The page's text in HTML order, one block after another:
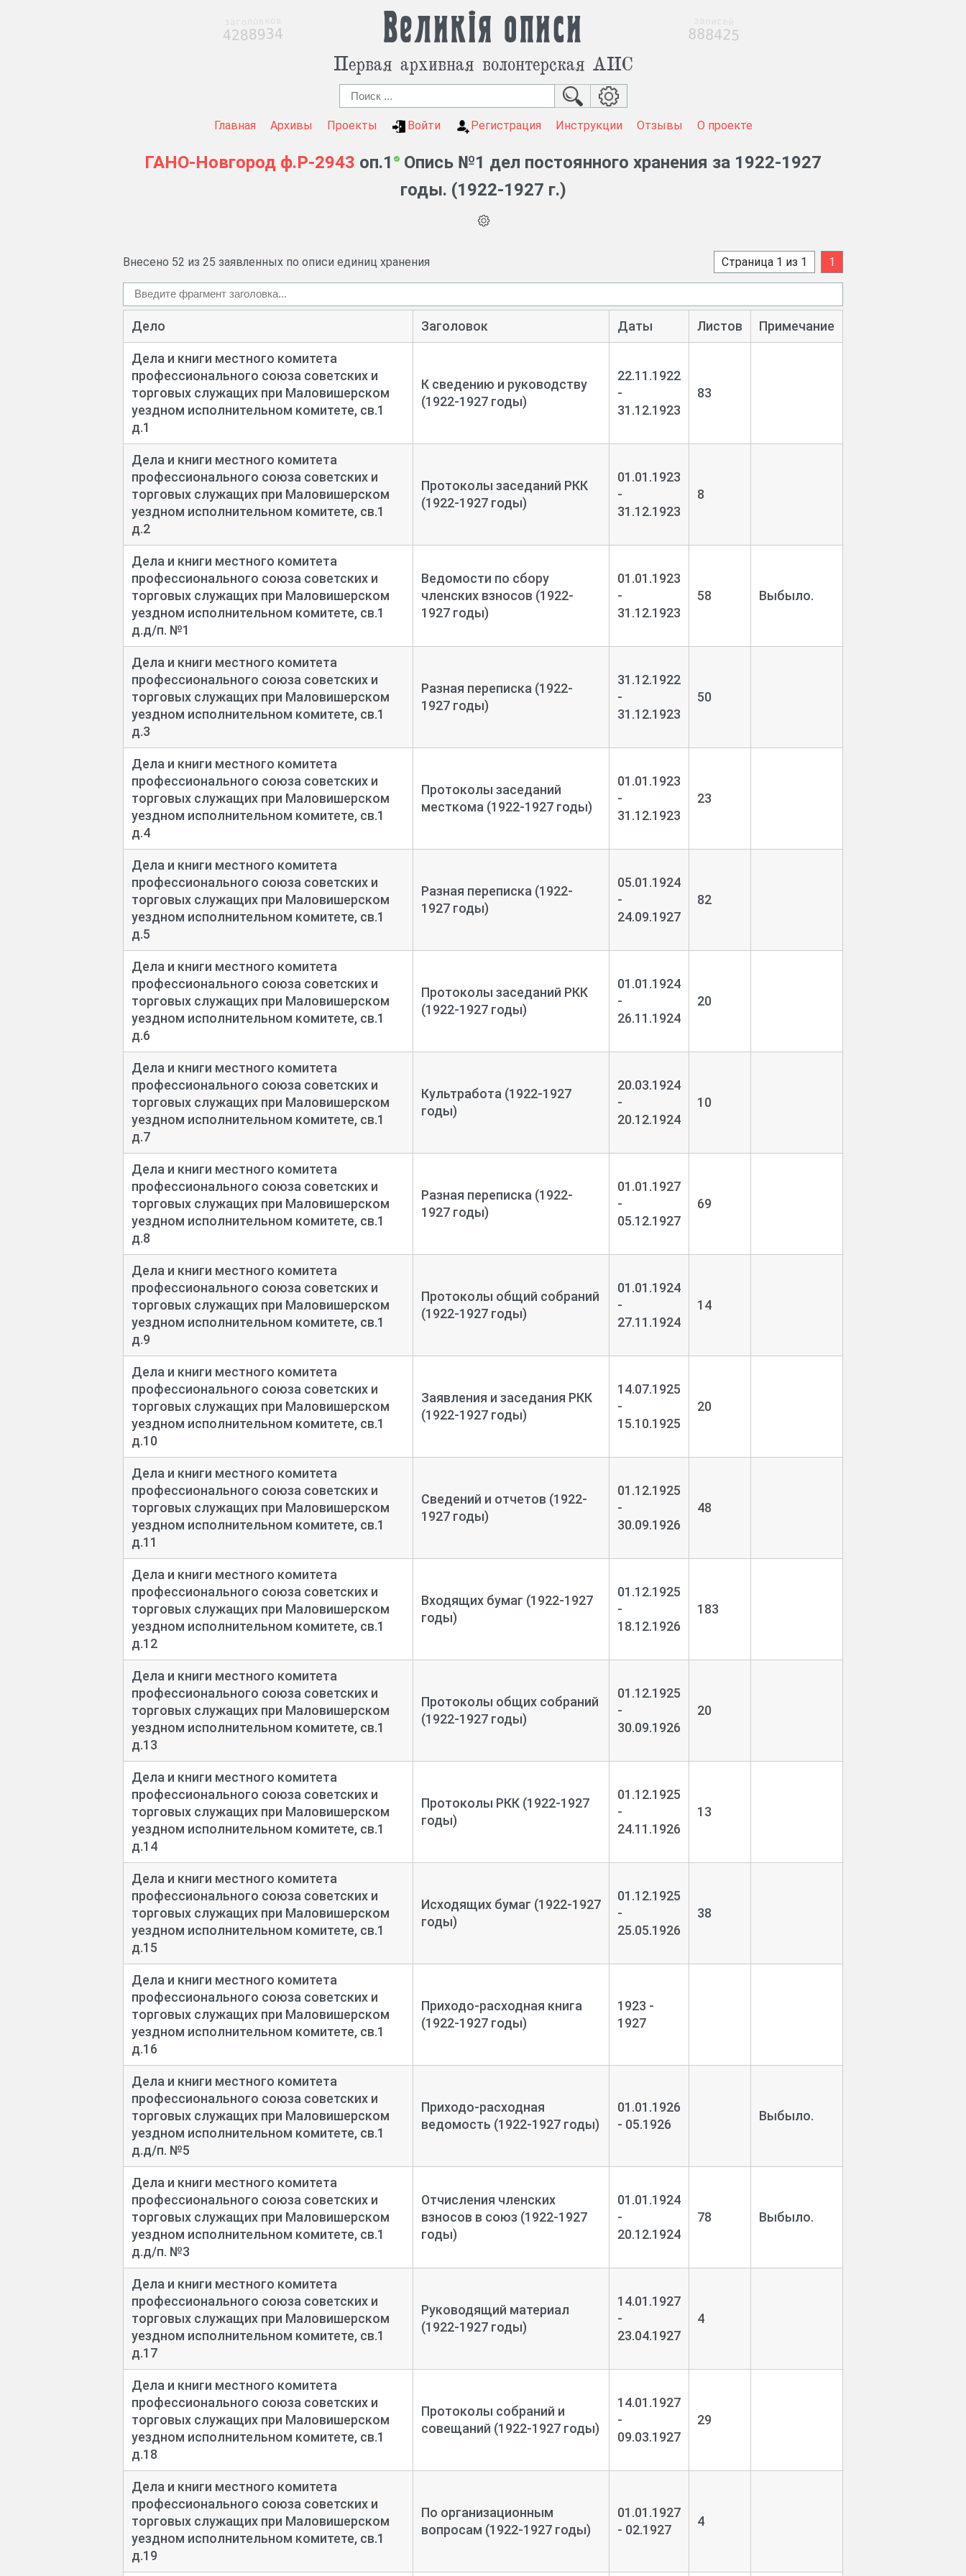
Великія описи
Первая архивная волонтерская АИС
Главная Архивы Проекты Войти Регистрация Инструкции Отзывы О проекте
ГАНО-Новгород ф.Р-2943 оп.1
Опись №1 дел постоянного хранения за 1922-1927
годы. (1922-1927 г.)
Внесено 52 из 25 заявленных по описи единиц хранения Страница 1 из 1 1
Дело Заголовок Даты Листов Примечание
Дела и книги местного комитета
профессионального союза советских и
торговых служащих при Маловишерском
уездном исполнительном комитете, св.1
д.1
К сведению и руководству
(1922-1927 годы)
22.11.1922
-
31.12.1923
83
Дела и книги местного комитета
профессионального союза советских и
торговых служащих при Маловишерском
уездном исполнительном комитете, св.1
д.2
Протоколы заседаний РКК
(1922-1927 годы)
01.01.1923
-
31.12.1923
8
Дела и книги местного комитета
профессионального союза советских и
торговых служащих при Маловишерском
уездном исполнительном комитете, св.1
д.д/п. №1
Ведомости по сбору
членских взносов (1922-
1927 годы)
01.01.1923
-
31.12.1923
58 Выбыло.
Дела и книги местного комитета
профессионального союза советских и
торговых служащих при Маловишерском
уездном исполнительном комитете, св.1
д.3
Разная переписка (1922-
1927 годы)
31.12.1922
-
31.12.1923
50
Дела и книги местного комитета
профессионального союза советских и
торговых служащих при Маловишерском
уездном исполнительном комитете, св.1
д.4
Протоколы заседаний
месткома (1922-1927 годы)
01.01.1923
-
31.12.1923
23
Дела и книги местного комитета
профессионального союза советских и
торговых служащих при Маловишерском
уездном исполнительном комитете, св.1
д.5
Разная переписка (1922-
1927 годы)
05.01.1924
-
24.09.1927
82
Дела и книги местного комитета
профессионального союза советских и
торговых служащих при Маловишерском
уездном исполнительном комитете, св.1
д.6
Протоколы заседаний РКК
(1922-1927 годы)
01.01.1924
-
26.11.1924
20
Дела и книги местного комитета
профессионального союза советских и
торговых служащих при Маловишерском
уездном исполнительном комитете, св.1
д.7
Культработа (1922-1927
годы)
20.03.1924
-
20.12.1924
10
Дела и книги местного комитета
профессионального союза советских и
торговых служащих при Маловишерском
уездном исполнительном комитете, св.1
д.8
Разная переписка (1922-
1927 годы)
01.01.1927
-
05.12.1927
69
Дела и книги местного комитета
профессионального союза советских и
торговых служащих при Маловишерском
уездном исполнительном комитете, св.1
д.9
Протоколы общий собраний
(1922-1927 годы)
01.01.1924
-
27.11.1924
14
Дела и книги местного комитета
профессионального союза советских и
торговых служащих при Маловишерском
уездном исполнительном комитете, св.1
д.10
Заявления и заседания РКК
(1922-1927 годы)
14.07.1925
-
15.10.1925
20
Дела и книги местного комитета
профессионального союза советских и
торговых служащих при Маловишерском
уездном исполнительном комитете, св.1
д.11
Сведений и отчетов (1922-
1927 годы)
01.12.1925
-
30.09.1926
48
Дела и книги местного комитета
профессионального союза советских и
торговых служащих при Маловишерском
уездном исполнительном комитете, св.1
д.12
Входящих бумаг (1922-1927
годы)
01.12.1925
-
18.12.1926
183
Дела и книги местного комитета
профессионального союза советских и
торговых служащих при Маловишерском
уездном исполнительном комитете, св.1
д.13
Протоколы общих собраний
(1922-1927 годы)
01.12.1925
-
30.09.1926
20
Дела и книги местного комитета
профессионального союза советских и
торговых служащих при Маловишерском
уездном исполнительном комитете, св.1
д.14
Протоколы РКК (1922-1927
годы)
01.12.1925
-
24.11.1926
13
Дела и книги местного комитета
профессионального союза советских и
торговых служащих при Маловишерском
уездном исполнительном комитете, св.1
д.15
Исходящих бумаг (1922-1927
годы)
01.12.1925
-
25.05.1926
38
Дела и книги местного комитета
профессионального союза советских и
торговых служащих при Маловишерском
уездном исполнительном комитете, св.1
д.16
Приходо-расходная книга
(1922-1927 годы)
1923 -
1927
Дела и книги местного комитета
профессионального союза советских и
торговых служащих при Маловишерском
уездном исполнительном комитете, св.1
д.д/п. №5
Приходо-расходная
ведомость (1922-1927 годы)
01.01.1926
- 05.1926
Выбыло.
Дела и книги местного комитета
профессионального союза советских и
торговых служащих при Маловишерском
уездном исполнительном комитете, св.1
д.д/п. №3
Отчисления членских
взносов в союз (1922-1927
годы)
01.01.1924
-
20.12.1924
78 Выбыло.
Дела и книги местного комитета
профессионального союза советских и
торговых служащих при Маловишерском
уездном исполнительном комитете, св.1
д.17
Руководящий материал
(1922-1927 годы)
14.01.1927
-
23.04.1927
4
Дела и книги местного комитета
профессионального союза советских и
торговых служащих при Маловишерском
уездном исполнительном комитете, св.1
д.18
Протоколы собраний и
совещаний (1922-1927 годы)
14.01.1927
-
09.03.1927
29
Дела и книги местного комитета
профессионального союза советских и
торговых служащих при Маловишерском
уездном исполнительном комитете, св.1
д.19
По организационным
вопросам (1922-1927 годы)
01.01.1927
- 02.1927
4
4288934 888425